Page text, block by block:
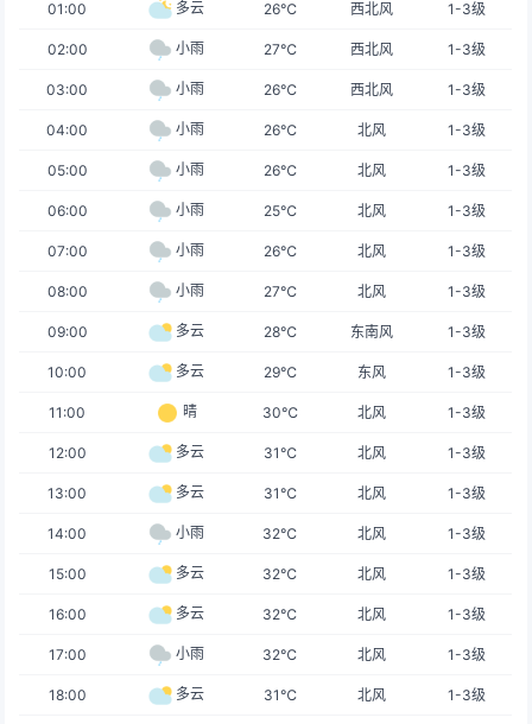
01:00 多云 26℃ 西北风 1-3级
02:00 小雨 27℃ 西北风 1-3级
03:00 小雨 26℃ 西北风 1-3级
04:00 小雨 26℃ 北风 1-3级
05:00 小雨 26℃ 北风 1-3级
06:00 小雨 25℃ 北风 1-3级
07:00 小雨 26℃ 北风 1-3级
08:00 小雨 27℃ 北风 1-3级
09:00 多云 28℃ 东南风 1-3级
10:00 多云 29℃ 东风 1-3级
11:00 晴 30℃ 北风 1-3级
12:00 多云 31℃ 北风 1-3级
13:00 多云 31℃ 北风 1-3级
14:00 小雨 32℃ 北风 1-3级
15:00 多云 32℃ 北风 1-3级
16:00 多云 32℃ 北风 1-3级
17:00 小雨 32℃ 北风 1-3级
18:00 多云 31℃ 北风 1-3级